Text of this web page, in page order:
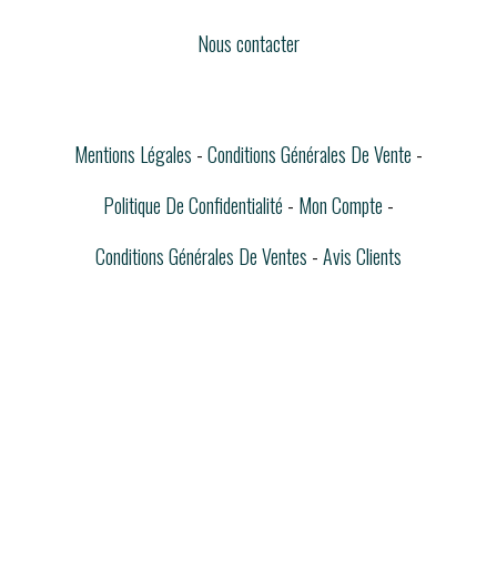
Nous contacter
Mentions Légales Conditions Générales De Vente
Politique De Confidentialité
Mon Compte
Conditions Générales De Ventes Avis Clients